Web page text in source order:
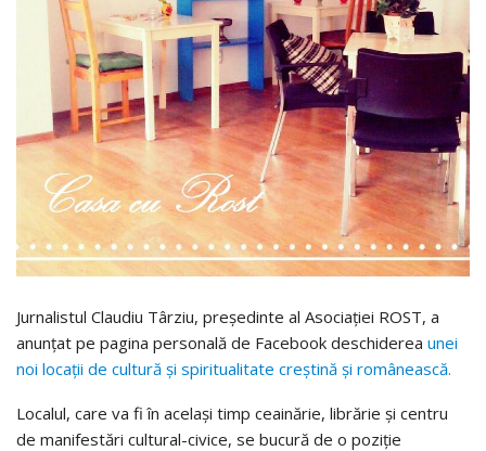
Jurnalistul Claudiu Târziu, preşedinte al Asociaţiei ROST, a
anunţat pe pagina personală de Facebook deschiderea unei
noi locaţii de cultură şi spiritualitate creştină şi românească.
Localul, care va fi în acelaşi timp ceainărie, librărie şi centru
de manifestări cultural-civice, se bucură de o poziţie